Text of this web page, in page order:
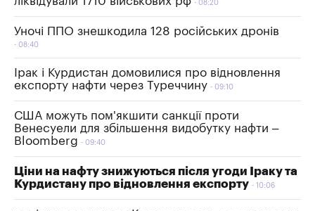
08:20
Уночі ППО знешкодила 128 російських дронів
08:40
Ірак і Курдистан домовилися про відновлення
експорту нафти через Туреччину
09:10
США можуть пом'якшити санкції проти
Венесуели для збільшення видобутку нафти –
Bloomberg
09:40
Ціни на нафту знижуються після угоди Іраку та
Курдистану про відновлення експорту
10:06